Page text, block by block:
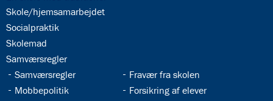
34.3:
Skole/hjemsamarbejdet
34.4:
Socialpraktik
34.5:
Skolemad
34.6:
Samværsregler
34.7:
Samværsregler 34.8:
Fravær fra skolen
34.9:
Mobbepolitik 34.10:
Forsikring af elever